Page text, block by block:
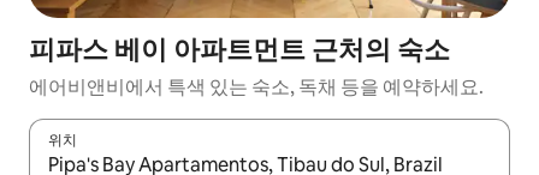
피파스 베이 아파트먼트 근처의 숙소
에어비앤비에서 특색 있는 숙소, 독채 등을 예약하세요.
위치
결과가 나오면 위·아래 화살표 키를 사용하거나 터치 또는 스와이